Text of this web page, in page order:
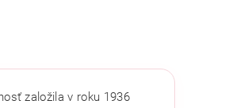
založila v roku 1936